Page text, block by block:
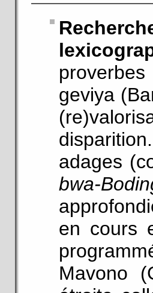
geviya
adages
bwa-
en cours
Mavono